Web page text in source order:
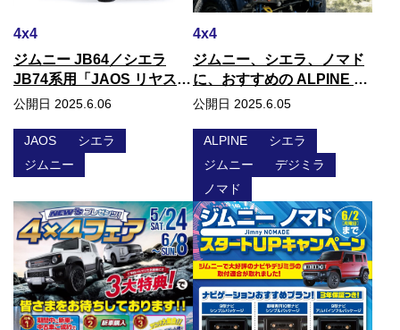
4x4
ジムニー JB64／シエラ
JB74系用「JAOS リヤスポ
ーツカウル」
公開日 2025.6.06
JAOS
シエラ
ジムニー
4x4
ジムニー、シエラ、ノマド
に、おすすめの ALPINE デ
ジタルミラー
公開日 2025.6.05
ALPINE
シエラ
ジムニー
デジミラ
ノマド